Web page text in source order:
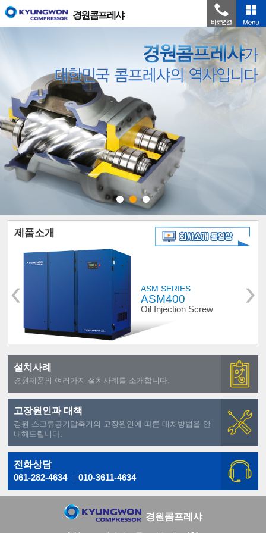
경원콤프레샤
제품소개
ASM SERIES
ASM400
Oil Injection Screw
설치사례
경원제품의 여러가지 설치사례를 소개합니다.
고장원인과 대책
경원 스크류공기압축기의 고장원인에 따른 대처방법을 안
내해드립니다.
전화상담
061-282-4634
010-3611-4634
경원콤프레샤